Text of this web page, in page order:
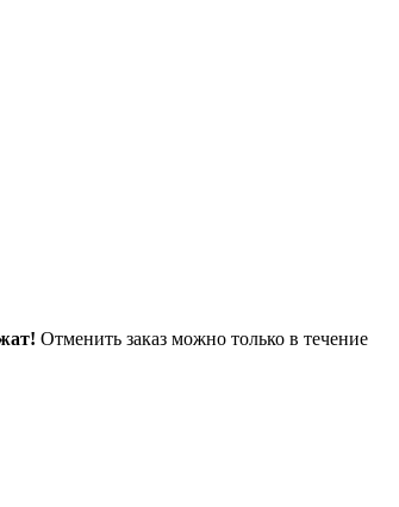
Отменить заказ можно только в течение